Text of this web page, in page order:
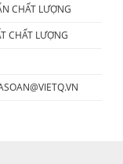
CHẤT LƯỢNG
CHẤT LƯỢNG